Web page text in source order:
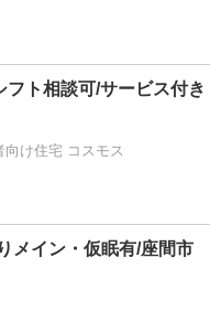
フト相談可/サービス付き
け住宅 コスモス
メイン・仮眠有/座間市